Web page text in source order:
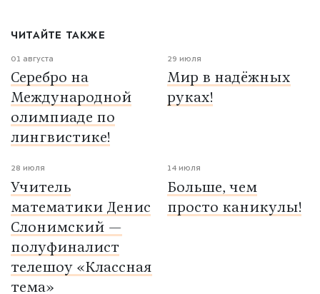
ЧИТАЙТЕ ТАКЖЕ
01 августа
Серебро на
Международной
олимпиаде по
лингвистике!
29 июля
Мир в надёжных
руках!
28 июля
Учитель
математики Денис
Слонимский —
полуфиналист
телешоу «Классная
тема»
14 июля
Больше, чем
просто каникулы!